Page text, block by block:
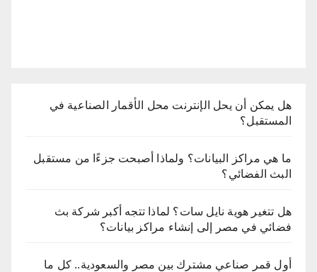
هل يمكن أن يحل الإنترنت محل الأقمار الصناعية في
المستقبل؟
ما هي مراكز البيانات؟ ولماذا أصبحت جزءًا من مستقبل
البث الفضائي؟
هل تتغير هوية نايل سات؟ لماذا تتجه أكبر شركة بث
فضائي في مصر إلى إنشاء مراكز بيانات؟
أول قمر صناعي مشترك بين مصر والسعودية.. كل ما